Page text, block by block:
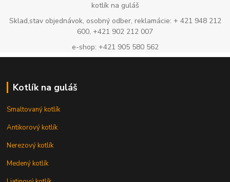
kotlík na guláš
Sklad,stav objednávok, osobný odber, reklamácie: + 421 948 212
600, +421 902 212 007
e-shop: +421 905 580 562
Kotlík na guláš
Smaltovaný kotlík
Antikorový kotlík
Nerezový kotlík
Medený kotlík